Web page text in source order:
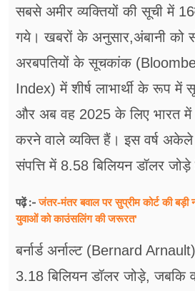
सबसे अमीर व्यक्तियों की सूची में
गये। खबरों के अनुसार,अंबानी को
अरबपतियों के सूचकांक
Index) में शीर्ष लाभार्थी के रूप में
और अब वह 2025 के लिए भारत
करने वाले व्यक्ति हैं। इस वर्ष
संपत्ति में 8.58 बिलियन डॉलर जोड़े
पढ़ें :-जंतर-मंतर बवाल पर सुप्रीम कोर्ट की बड़ी
युवाओं को काउंसलिंग की जरूरत'
बर्नार्ड अर्नाल्ट (Bernard
3.18 बिलियन डॉलर जोड़े, जबकि